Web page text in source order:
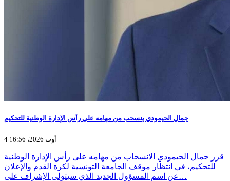
جمال الحيمودي ينسحب من مهامه على رأس الإدارة الوطنية للتحكيم
4 أوت 2026، 16:56
قرر جمال الحيمودي الانسحاب من مهامه على رأس الإدارة الوطنية
للتحكيم، في انتظار موقف الجامعة التونسية لكرة القدم والإعلان
عن اسم المسؤول الجديد الذي سيتولى الإشراف على…